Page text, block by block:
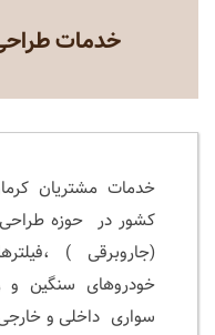
خدمات
خدمات مشتریان
کشور در حوزه
(جاروبرقی )
خودروهای سنگین و
سواری داخلی و خارجی